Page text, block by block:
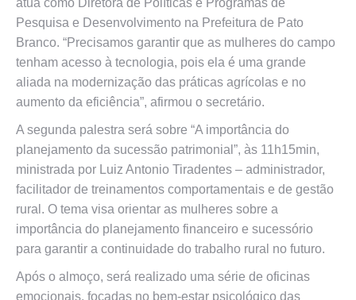
atua como Diretora de Políticas e Programas de
Pesquisa e Desenvolvimento na Prefeitura de Pato
Branco. “Precisamos garantir que as mulheres do campo
tenham acesso à tecnologia, pois ela é uma grande
aliada na modernização das práticas agrícolas e no
aumento da eficiência”, afirmou o secretário.
A segunda palestra será sobre “A importância do
planejamento da sucessão patrimonial”, às 11h15min,
ministrada por Luiz Antonio Tiradentes – administrador,
facilitador de treinamentos comportamentais e de gestão
rural. O tema visa orientar as mulheres sobre a
importância do planejamento financeiro e sucessório
para garantir a continuidade do trabalho rural no futuro.
Após o almoço, será realizado uma série de oficinas
emocionais, focadas no bem-estar psicológico das